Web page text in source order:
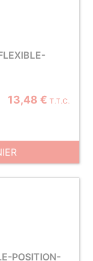
13,48 € T.T.C.
POSITION-